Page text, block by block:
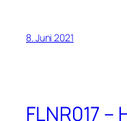
8. Juni 2021
FLNR017 –